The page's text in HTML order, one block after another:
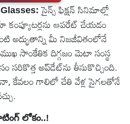
Glasses:సైన్స్ ఫిక్షన్ సినిమాల్లో
కంప్యూటర్లను ఆపరేట్ చేయడం
అద్భుతాన్ని మీ నిజజీవితంలోనే
సాంకేతిక దిగ్గజం మెటా సంస్థ
సరికొత్త అప్‌డేట్‌ను తీసుకొచ్చింది.
గాలిలో చేతి వేళ్ల సైగలతోనే
లోకం..!